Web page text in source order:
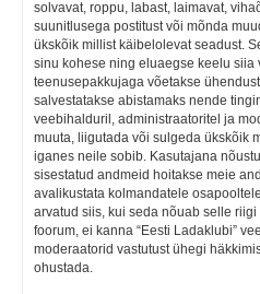
solvavat, roppu, labast, laimavat,
suunitlusega postitust või mõnda
ükskõik millist käibelolevat seadust.
sinu kohese ning eluaegse keelu
teenusepakkujaga võetakse
salvestatakse abistamaks nende
veebihalduril, administraatoritel ja
muuta, liigutada või sulgeda ükskõik
iganes neile sobib. Kasutajana
sisestatud andmeid hoitakse meie
avalikustata kolmandatele
arvatud siis, kui seda nõuab selle
foorum, ei kanna “Eesti Ladaklubi”
moderaatorid vastutust ühegi
ohustada.